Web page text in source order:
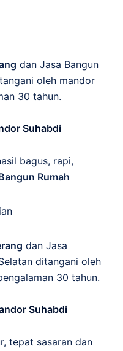
dan Jasa Bangun
oleh mandor
30 tahun.
Suhabdi
bagus, rapi,
Rumah
dan Jasa
ditangani oleh
30 tahun.
Suhabdi
tepat sasaran dan